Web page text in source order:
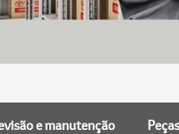
e manutenção Peças